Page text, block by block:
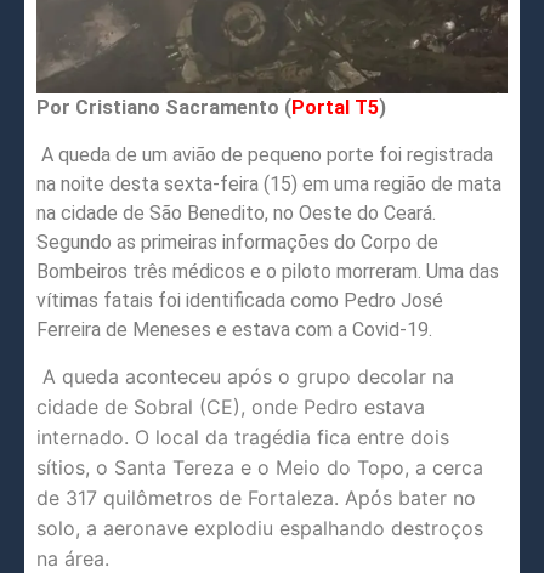
Por Cristiano Sacramento (Portal T5)
A queda de um avião de pequeno porte foi registrada
na noite desta sexta-feira (15) em uma região de mata
na cidade de São Benedito, no Oeste do Ceará.
Segundo as primeiras informações do Corpo de
Bombeiros três médicos e o piloto morreram. Uma das
vítimas fatais foi identificada como Pedro José
Ferreira de Meneses e estava com a Covid-19.
A queda aconteceu após o grupo decolar na
cidade de Sobral (CE), onde Pedro estava
internado. O local da tragédia fica entre dois
sítios, o Santa Tereza e o Meio do Topo, a cerca
de 317 quilômetros de Fortaleza. Após bater no
solo, a aeronave explodiu espalhando destroços
na área.